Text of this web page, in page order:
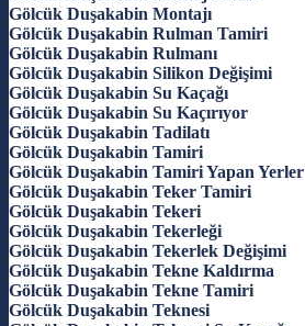
Gölcük Duşakabin Montajı
Gölcük Duşakabin Rulman Tamiri
Gölcük Duşakabin Rulmanı
Gölcük Duşakabin Silikon Değişimi
Gölcük Duşakabin Su Kaçağı
Gölcük Duşakabin Su Kaçırıyor
Gölcük Duşakabin Tadilatı
Gölcük Duşakabin Tamiri
Gölcük Duşakabin Tamiri Yapan Yerler
Gölcük Duşakabin Teker Tamiri
Gölcük Duşakabin Tekeri
Gölcük Duşakabin Tekerleği
Gölcük Duşakabin Tekerlek Değişimi
Gölcük Duşakabin Tekne Kaldırma
Gölcük Duşakabin Tekne Tamiri
Gölcük Duşakabin Teknesi